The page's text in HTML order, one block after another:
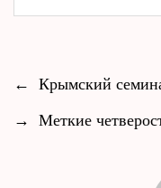
←
Крымский
→
Меткие